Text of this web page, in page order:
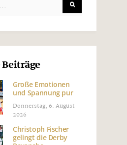
Große Emotionen
und Spannung pur
Donnerstag, 6. August
2026
Christoph Fischer
gelingt die Derby